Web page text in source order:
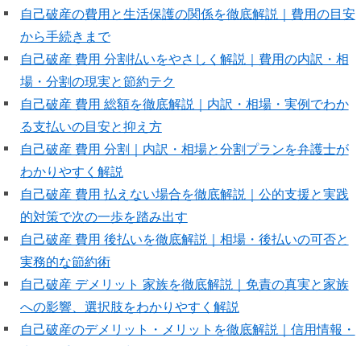
自己破産の費用と生活保護の関係を徹底解説｜費用の目安
から手続きまで
自己破産 費用 分割払いをやさしく解説｜費用の内訳・相
場・分割の現実と節約テク
自己破産 費用 総額を徹底解説｜内訳・相場・実例でわか
る支払いの目安と抑え方
自己破産 費用 分割｜内訳・相場と分割プランを弁護士が
わかりやすく解説
自己破産 費用 払えない場合を徹底解説｜公的支援と実践
的対策で次の一歩を踏み出す
自己破産 費用 後払いを徹底解説｜相場・後払いの可否と
実務的な節約術
自己破産 デメリット 家族を徹底解説｜免責の真実と家族
への影響、選択肢をわかりやすく解説
自己破産のデメリット・メリットを徹底解説｜信用情報・